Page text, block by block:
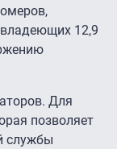
12,9
Для
позволяет
службы